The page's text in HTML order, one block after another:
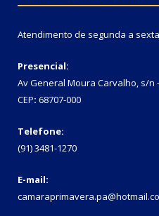
Atendimento de segunda a
Presencial:
Av General Moura Carvalho, s/n
CEP: 68707-000
Telefone:
(91) 3481-1270
E-mail: